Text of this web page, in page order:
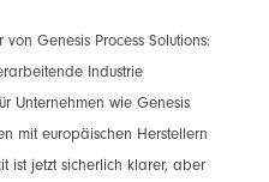
Genesis Process Solutions:
Industrie
Unternehmen wie Genesis
mit europäischen Herstellern
ist jetzt sicherlich klarer, aber